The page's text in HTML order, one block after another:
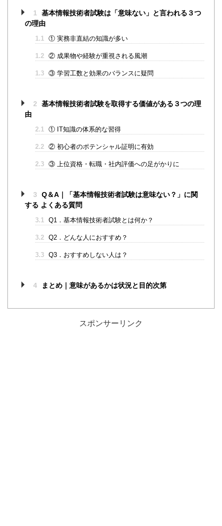
1
基本情報技術者試験は「意味ない」と言われる３つ
の理由
1.1 ① 実務非直結の知識が多い
1.2 ② 成果物や経験が重視される風潮
1.3 ③ 学習工数と効果のバランスに疑問
2
基本情報技術者試験を取得する価値がある３つの理
由
2.1 ① IT知識の体系的な習得
2.2 ② 初心者のポテンシャル証明に有効
2.3 ③ 上位資格・転職・社内評価への足がかりに
3
Q＆A｜「基本情報技術者試験は意味ない？」に関
する よくある質問
3.1 Q1．基本情報技術者試験とは何か？
3.2 Q2．どんな人におすすめ？
3.3 Q3．おすすめしない人は？
4 まとめ｜意味があるかは状況と目的次第
スポンサーリンク